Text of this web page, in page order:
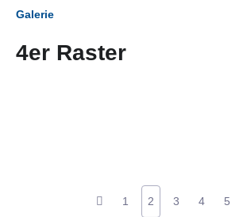
Galerie
4er Raster
1 2 3 4 5